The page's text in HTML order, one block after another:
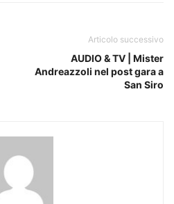
Articolo successivo
AUDIO & TV | Mister
Andreazzoli nel post gara a
San Siro